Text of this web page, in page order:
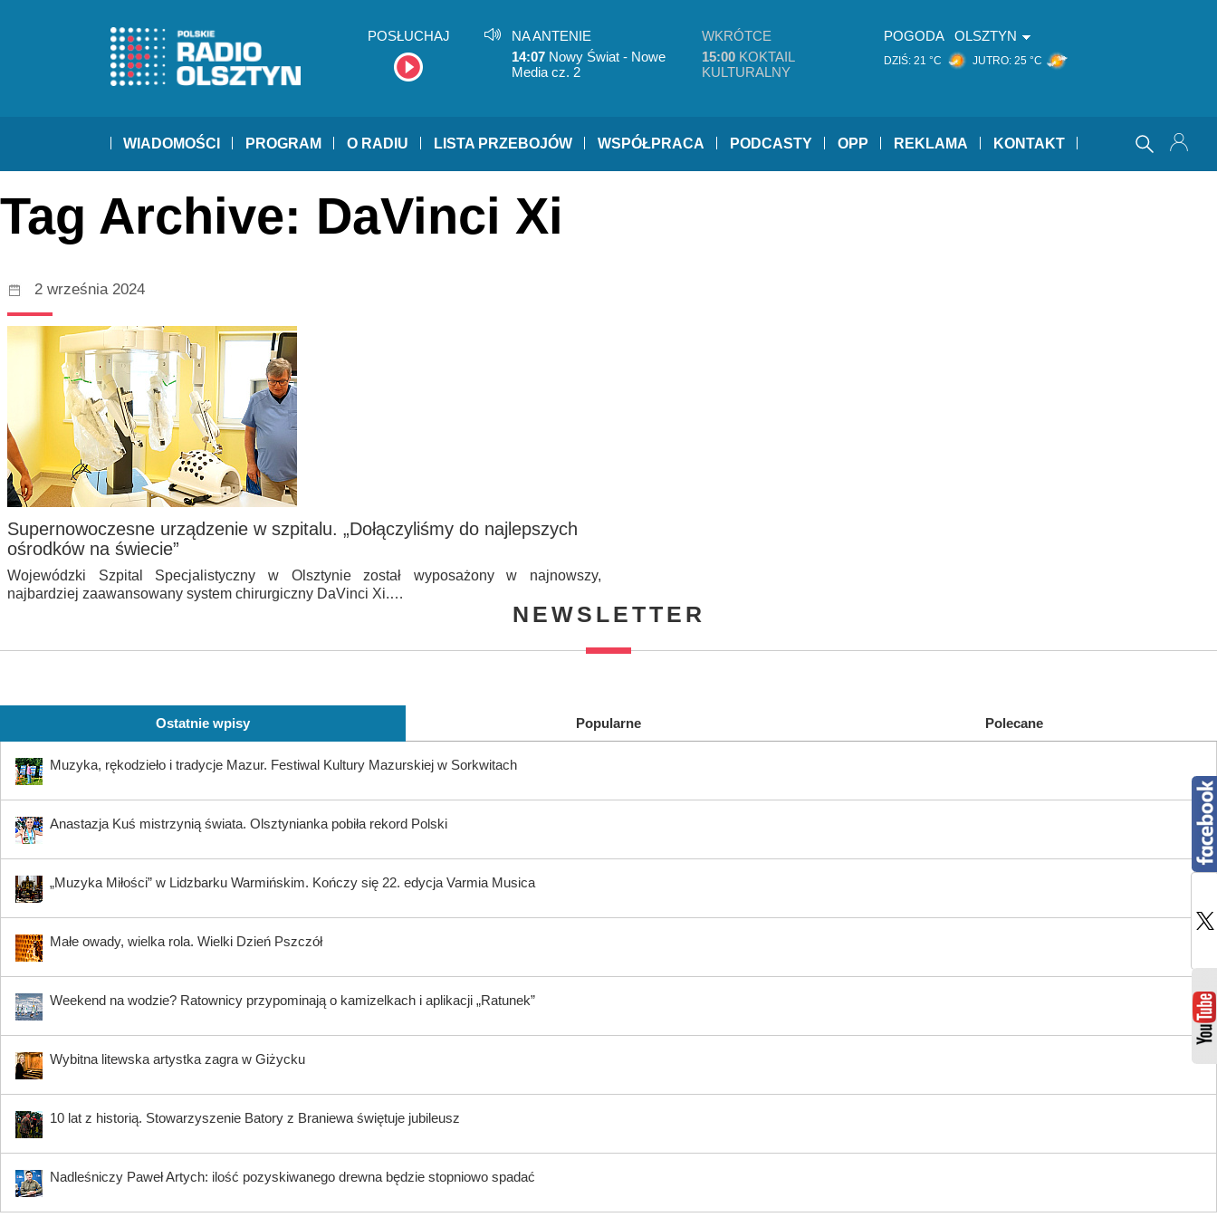
POSŁUCHAJ
NA ANTENIE
14:07 Nowy Świat - Nowe
Media cz. 2
WKRÓTCE
15:00 KOKTAIL
KULTURALNY
POGODA OLSZTYN
DZIŚ: 21 °C JUTRO: 25 °C
WIADOMOŚCI PROGRAM O RADIU LISTA PRZEBOJÓW WSPÓŁPRACA PODCASTY OPP REKLAMA KONTAKT
Tag Archive: DaVinci Xi
2 września 2024
Supernowoczesne urządzenie w szpitalu. „Dołączyliśmy do najlepszych
ośrodków na świecie”
Wojewódzki Szpital Specjalistyczny w Olsztynie został wyposażony w najnowszy,
najbardziej zaawansowany system chirurgiczny DaVinci Xi.…
NEWSLETTER
Ostatnie wpisy Popularne Polecane
Muzyka, rękodzieło i tradycje Mazur. Festiwal Kultury Mazurskiej w Sorkwitach
Anastazja Kuś mistrzynią świata. Olsztynianka pobiła rekord Polski
„Muzyka Miłości” w Lidzbarku Warmińskim. Kończy się 22. edycja Varmia Musica
Małe owady, wielka rola. Wielki Dzień Pszczół
Weekend na wodzie? Ratownicy przypominają o kamizelkach i aplikacji „Ratunek”
Wybitna litewska artystka zagra w Giżycku
10 lat z historią. Stowarzyszenie Batory z Braniewa świętuje jubileusz
Nadleśniczy Paweł Artych: ilość pozyskiwanego drewna będzie stopniowo spadać